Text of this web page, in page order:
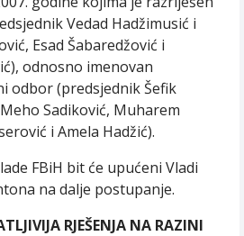
Vedad Hadžimusić i
Esad Šabaredžović i
odnosno imenovan
odbor (predsjednik Šefik
Sadiković, Muharem
i Amela Hadžić).
FBiH bit će upućeni Vladi
na dalje postupanje.
RJEŠENJA NA RAZINI